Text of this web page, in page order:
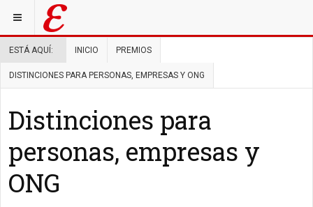
ESTÁ AQUÍ: INICIO PREMIOS
DISTINCIONES PARA PERSONAS, EMPRESAS Y ONG
Distinciones para
personas, empresas y
ONG